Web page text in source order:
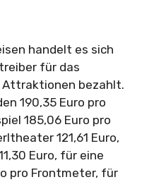
handelt es sich
für das
bezahlt.
190,35 Euro pro
185,06 Euro pro
121,61 Euro,
Euro, für eine
pro Frontmeter, für